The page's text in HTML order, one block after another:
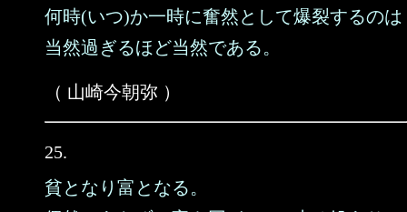
何時(いつ)か一時に奮然として爆裂するのは
当然過ぎるほど当然である。
（ 山崎今朝弥 ）
25.
貧となり富となる。